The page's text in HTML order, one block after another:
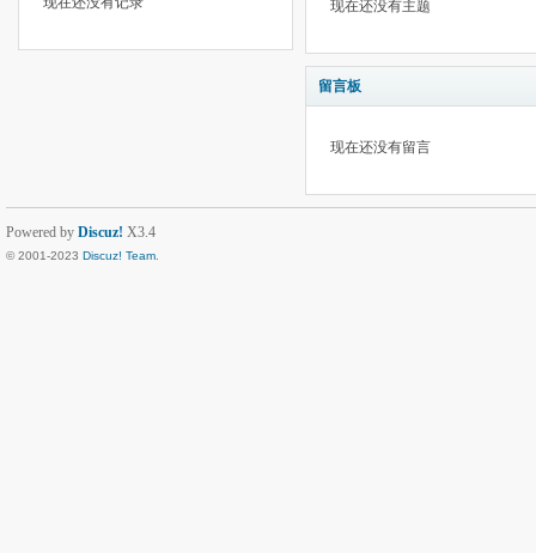
现在还没有主题
留言板
现在还没有留言
Powered by Discuz! X3.4
© 2001-2023 Discuz! Team